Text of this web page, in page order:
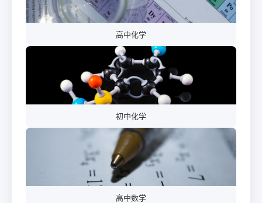
高中化学
初中化学
高中数学